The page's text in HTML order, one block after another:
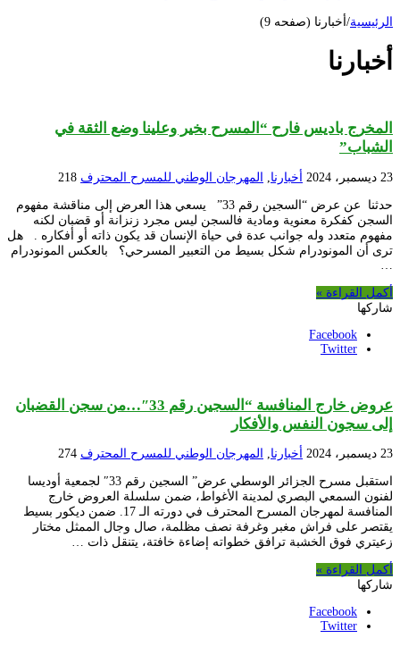
الرئيسية/ أخبارنا (صفحه 9)
أخبارنا
المخرج باديس فارح “المسرح بخير وعلينا وضع الثقة في
الشباب”
23 ديسمبر، 2024 أخبارنا المهرجان الوطني للمسرح المحترف 218
حدثنا عن عرض “السجين رقم 33” يسعي هذا العرض إلى مناقشة مفهوم
السجن كفكرة معنوية ومادية فالسجن ليس مجرد زنزانة أو قضبان لكنه
مفهوم متعدد وله جوانب عدة في حياة الإنسان قد يكون ذاته أو أفكاره . هل
ترى أن المونودرام شكل بسيط من التعبير المسرحي؟ بالعكس المونودرام
أكمل القراءة »
شاركها
Facebook
Twitter
عروض خارج المنافسة “السجين رقم 33″…من سجن القضبان
إلى سجون النفس والأفكار
23 ديسمبر، 2024 أخبارنا المهرجان الوطني للمسرح المحترف 274
استقبل مسرح الجزائر الوسطي عرض” السجين رقم 33″ لجمعية أوديسا
لفنون السمعي البصري لمدينة الأغواط، ضمن سلسلة العروض خارج
المنافسة لمهرجان المسرح المحترف في دورته الـ 17. ضمن ديكور بسيط
يقتصر على فراش مغبر وغرفة نصف مظلمة، صال وجال الممثل مختار
زعيتري فوق الخشبة ترافق خطواته إضاءة خافتة، يتنقل ذات …
أكمل القراءة »
شاركها
Facebook
Twitter